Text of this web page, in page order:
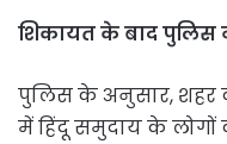
शिकायत के बाद पुलिस
पुलिस के अनुसार, शहर
में हिंदू समुदाय के लोगों